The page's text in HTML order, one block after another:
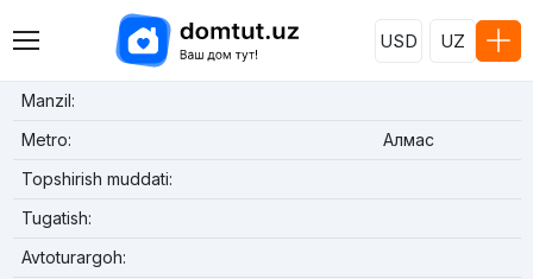
USD UZ
Manzil:
Metro:
Алмас
Topshirish muddati:
Tugatish:
Avtoturargoh: